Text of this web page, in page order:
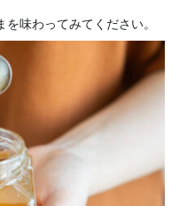
味わってみてください。